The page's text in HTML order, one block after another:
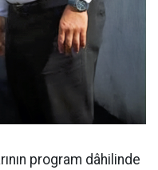
program dâhilinde